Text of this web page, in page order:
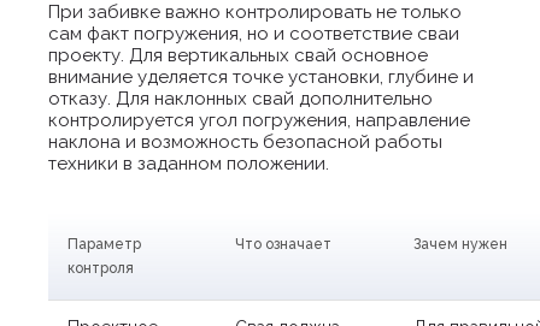
При забивке важно контролировать не только
сам факт погружения, но и соответствие сваи
проекту. Для вертикальных свай основное
внимание уделяется точке установки, глубине и
отказу. Для наклонных свай дополнительно
контролируется угол погружения, направление
наклона и возможность безопасной работы
техники в заданном положении.
Параметр
контроля
Что означает Зачем нужен